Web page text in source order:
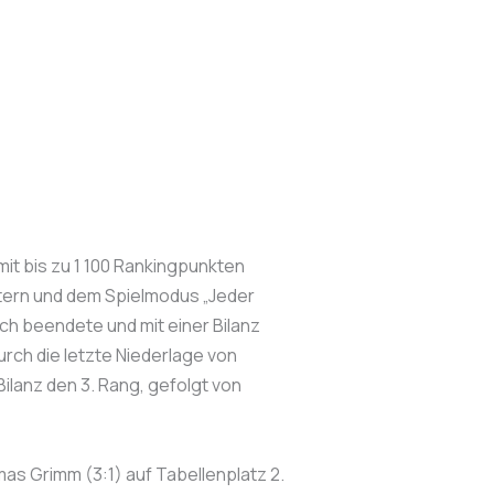
bis zu 1 100 Rankingpunkten
und dem Spielmodus „Jeder
beendete und mit einer Bilanz
die letzte Niederlage von
den 3. Rang, gefolgt von
Grimm (3:1) auf Tabellenplatz 2.